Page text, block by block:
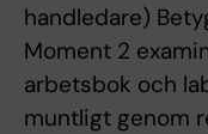
handledare)
Moment 2
arbetsbok och
muntligt genom